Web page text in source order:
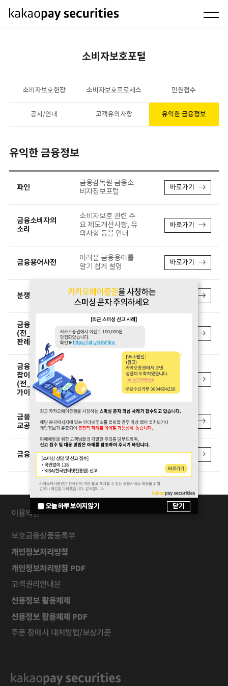
소비자보호포털
소비자보호헌장 소비자보호프로세스 민원접수
공시/안내 고객유의사항 유익한 금융정보
유익한 금융정보
파인
금융감독원 금융소
비자정보포털
바로가기
금융소비자의
소리
소비자보호 관련 주
요 제도개선사항, 유
의사항 등을 안내
바로가기
금융용어사전
어려운 금융용어를
알기 쉽게 설명
바로가기
분쟁조정사례
금융관련 분야별 분
쟁조정사례
금융감독판례
(전_금융분쟁
판례)
금융분쟁과 관련된
판례 정보
금융생활 길라
잡이
(전_금융생활
가이드)
금융생활의 실질적
이고 유익한 정보를
제공
금융상품통합비
교공시
품 정보를 비교 가능
금융교육센터
단계별 금융교육 프
로그램 제공
바로가기
오늘 하루 보이지 않기 닫기
이용약관
보호금융상품등록부
개인정보처리방침
개인정보처리방침 PDF
고객권리안내문
신용정보 활용체제
신용정보 활용체제 PDF
주문 장애시 대처방법/보상기준